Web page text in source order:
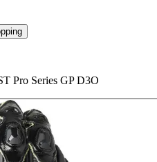
Pro Series GP D3O